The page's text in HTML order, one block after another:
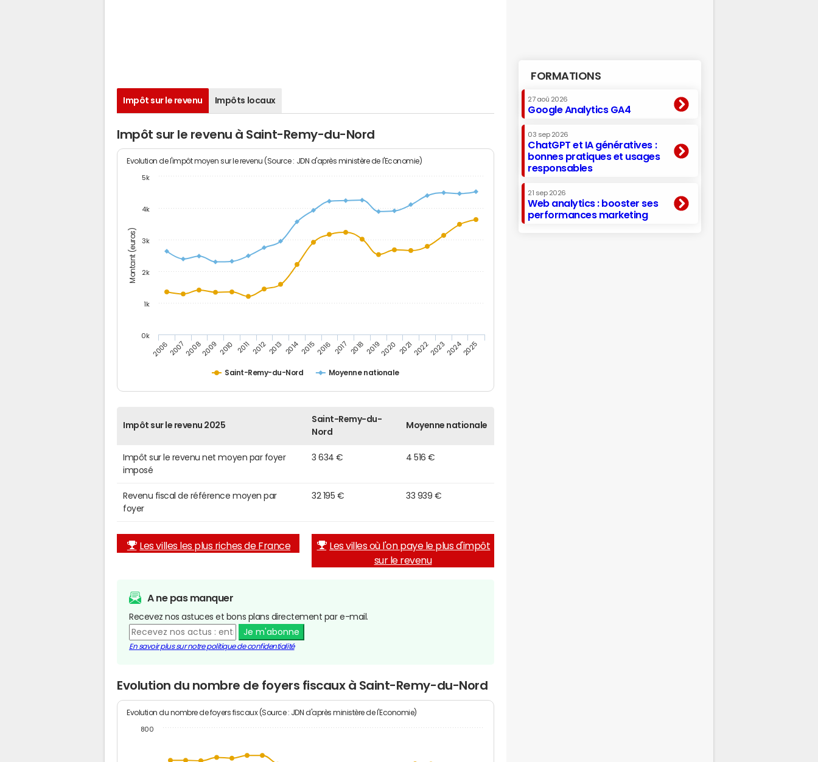
Impôt sur le revenu Impôts locaux
Impôt sur le revenu à Saint-Remy-du-Nord
Montant (euros)
Evolution de l'impôt moyen sur le revenu (Source : JDN d'après ministère de l'Economie)
Saint-Remy-du-Nord Moyenne nationale
20062007200820092010 2011 20122013 201420152016 2017 201820192020 20212022202320242025
0k
1k
2k
3k
4k
5k
Impôt sur le revenu 2025
Saint-Remy-du-
Nord
Moyenne nationale
Impôt sur le revenu net moyen par foyer
imposé
3 634 € 4 516 €
Revenu fiscal de référence moyen par
foyer
32 195 € 33 939 €
Les villes les plus riches de France
Les villes où l'on paye le plus d'impôt
sur le revenu
A ne pas manquer
Recevez nos astuces et bons plans directement par e-mail.
Je m'abonne
En savoir plus sur notre politique de confidentialité
Evolution du nombre de foyers fiscaux à Saint-Remy-du-Nord
Evolution du nombre de foyers fiscaux (Source : JDN d'après ministère de l'Economie)
800
FORMATIONS
27 aoû 2026
Google Analytics GA4
03 sep 2026
ChatGPT et IA génératives :
bonnes pratiques et usages
responsables
21 sep 2026
Web analytics : booster ses
performances marketing